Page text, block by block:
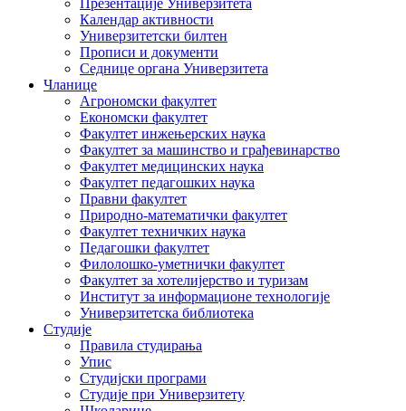
Презентације Универзитета
Календар активности
Универзитетски билтен
Прописи и документи
Седнице органа Универзитета
Чланице
Агрономски факултет
Економски факултет
Факултет инжењерских наука
Факултет за машинство и грађевинарство
Факултет медицинских наука
Факултет педагошких наука
Правни факултет
Природно-математички факултет
Факултет техничких наука
Педагошки факултет
Филолошко-уметнички факултет
Факултет за хотелијерство и туризам
Институт за информационе технологије
Универзитетска библиотека
Студије
Правила студирања
Упис
Студијски програми
Студије при Универзитету